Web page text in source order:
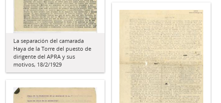
La separación del camarada
Haya de la Torre del puesto de
dirigente del APRA y sus
motivos, 18/2/1929